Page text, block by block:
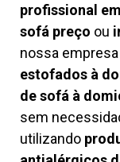
profissional
sofá preço ou
nossa
estofados à
de sofá à
sem
utilizando